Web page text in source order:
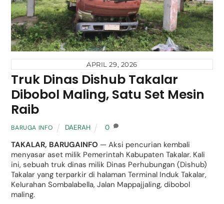
APRIL 29, 2026
Truk Dinas Dishub Takalar
Dibobol Maling, Satu Set Mesin
Raib
BARUGA INFO DAERAH 0
TAKALAR, BARUGAINFO — Aksi pencurian kembali
menyasar aset milik Pemerintah Kabupaten Takalar. Kali
ini, sebuah truk dinas milik Dinas Perhubungan (Dishub)
Takalar yang terparkir di halaman Terminal Induk Takalar,
Kelurahan Sombalabella, Jalan Mappajjaling, dibobol
maling.